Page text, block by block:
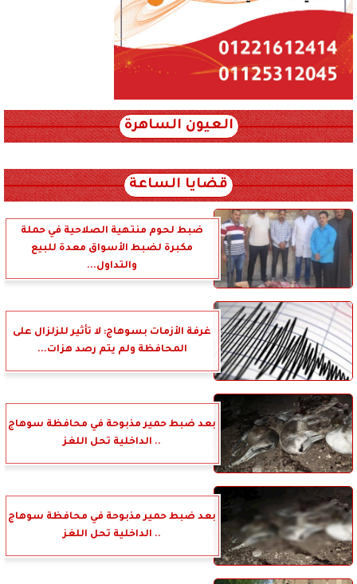
العيون الساهرة
قضايا الساعة
ضبط لحوم منتهية الصلاحية في حملة
مكبرة لضبط الأسواق معدة للبيع
والتداول...
غرفة الأزمات بسوهاج: لا تأثير للزلزال على
المحافظة ولم يتم رصد هزات...
بعد ضبط حمير مذبوحة في محافظة سوهاج
.. الداخلية تحل اللغز
بعد ضبط حمير مذبوحة في محافظة سوهاج
.. الداخلية تحل اللغز